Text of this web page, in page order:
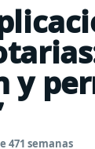
y
471 semanas